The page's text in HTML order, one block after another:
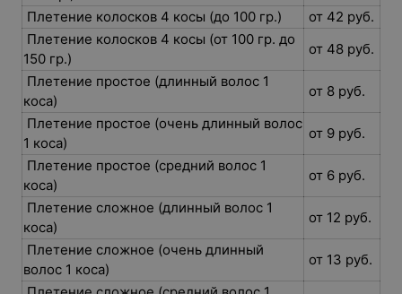
Плетение колосков 4 косы (до 100 гр.)
от 42 руб.
Плетение колосков 4 косы (от 100 гр. до
150 гр.)
от 48 руб.
Плетение простое (длинный волос 1
коса)
от 8 руб.
Плетение простое (очень длинный волос
1 коса)
от 9 руб.
Плетение простое (средний волос 1
коса)
от 6 руб.
Плетение сложное (длинный волос 1
коса)
от 12 руб.
Плетение сложное (очень длинный
волос 1 коса)
от 13 руб.